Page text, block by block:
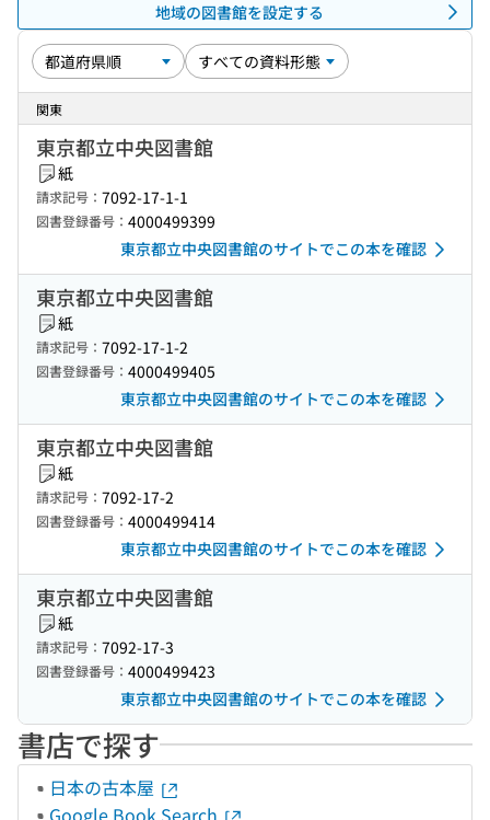
地域の図書館を設定する
関東
東京都立中央図書館
紙
請求記号： 7092-17-1-1
図書登録番号： 4000499399
東京都立中央図書館のサイトでこの本を確認
東京都立中央図書館
紙
請求記号： 7092-17-1-2
図書登録番号： 4000499405
東京都立中央図書館のサイトでこの本を確認
東京都立中央図書館
紙
請求記号： 7092-17-2
図書登録番号： 4000499414
東京都立中央図書館のサイトでこの本を確認
東京都立中央図書館
紙
請求記号： 7092-17-3
図書登録番号： 4000499423
東京都立中央図書館のサイトでこの本を確認
書店で探す
日本の古本屋
Google Book Search